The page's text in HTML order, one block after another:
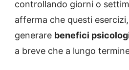
controllando giorni o
afferma che questi
generare benefici
a breve che a lungo